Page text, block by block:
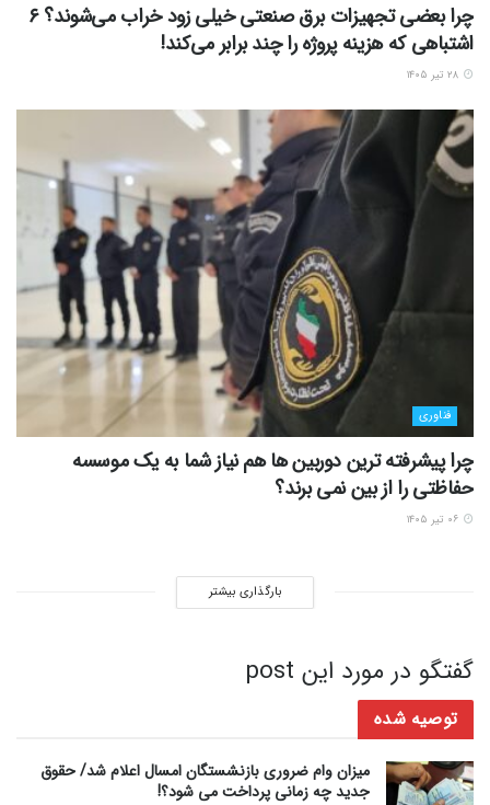
چرا بعضی تجهیزات برق صنعتی خیلی زود خراب می‌شوند؟ ۶
اشتباهی که هزینه پروژه را چند برابر می‌کند!
فناوری
چرا پیشرفته ترین دوربین ها هم نیاز شما به یک موسسه
حفاظتی را از بین نمی برند؟
بارگذاری بیشتر
گفتگو در مورد این post
توصیه شده
میزان وام ضروری بازنشستگان امسال اعلام شد/ حقوق
جدید چه زمانی پرداخت می شود؟!